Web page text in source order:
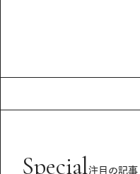
Special注目の記事